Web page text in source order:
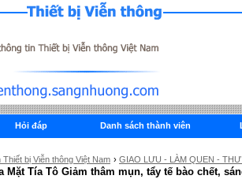
Hỏi đáp Danh sách thành viên
bị Viễn thông Việt Nam › GIAO LƯU - LÀM QUEN -
Mặt Tía Tô Giảm thâm mụn, tẩy tế bào chết,